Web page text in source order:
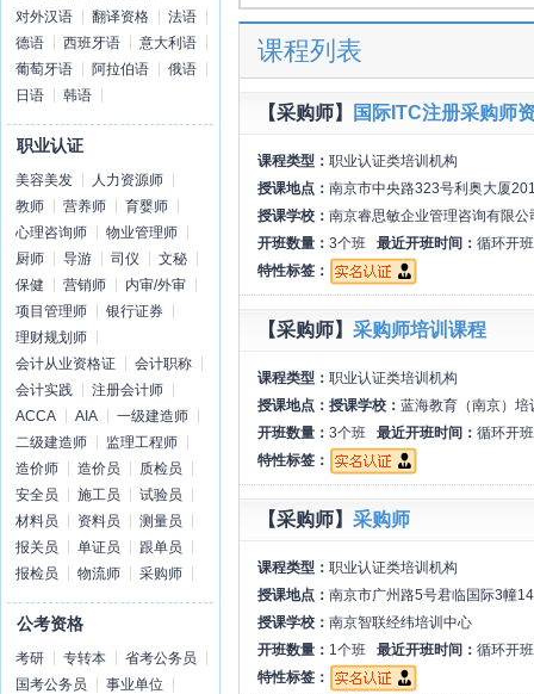
对外汉语
翻译资格
法语
德语
西班牙语
意大利语
葡萄牙语
阿拉伯语
俄语
日语
韩语
职业认证
美容美发
人力资源师
教师
营养师
育婴师
心理咨询师
物业管理师
厨师
导游 司仪
文秘
保健
营销师
内审/外审
项目管理师
银行证券
理财规划师
会计从业资格证
会计职称
会计实践
注册会计师
ACCA
AIA
一级建造师
二级建造师
监理工程师
造价师
造价员
质检员
安全员
施工员
试验员
材料员
资料员
测量员
报关员
单证员
跟单员
报检员
物流师 采购师
公考资格
考研 专转本
省考公务员
国考公务员
事业单位
课程列表
【采购师】 国际ITC注册采购师
课程类型： 职业认证类培训机构
授课地点： 南京市中央路323号利奥大厦
授课学校： 南京睿思敏企业管理咨询有限公
开班数量： 3个班 最近开班时间： 循环开班
特性标签：
【采购师】 采购师培训课程
课程类型： 职业认证类培训机构
授课地点： 授课学校： 蓝海教育（南京）培
开班数量： 3个班 最近开班时间： 循环开班
特性标签：
【采购师】 采购师
课程类型： 职业认证类培训机构
授课地点： 南京市广州路5号君临国际3幢
授课学校： 南京智联经纬培训中心
开班数量： 1个班 最近开班时间： 循环开班
特性标签：